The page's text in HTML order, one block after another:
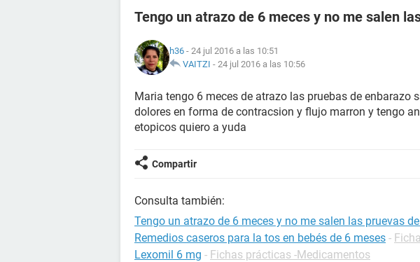
Tengo un atrazo de 6 meces y no me salen
h36 - 24 jul 2016 a las 10:51
VAITZI - 24 jul 2016 a las 10:56
Maria tengo 6 meces de atrazo las pruebas de enbarazo
dolores en forma de contracsion y flujo marron y tengo
etopicos quiero a yuda
Compartir
Consulta también:
Tengo un atrazo de 6 meces y no me salen las pruevas
Remedios caseros para la tos en bebés de 6 meses -
Lexomil 6 mg - Fichas prácticas -Medicamentos